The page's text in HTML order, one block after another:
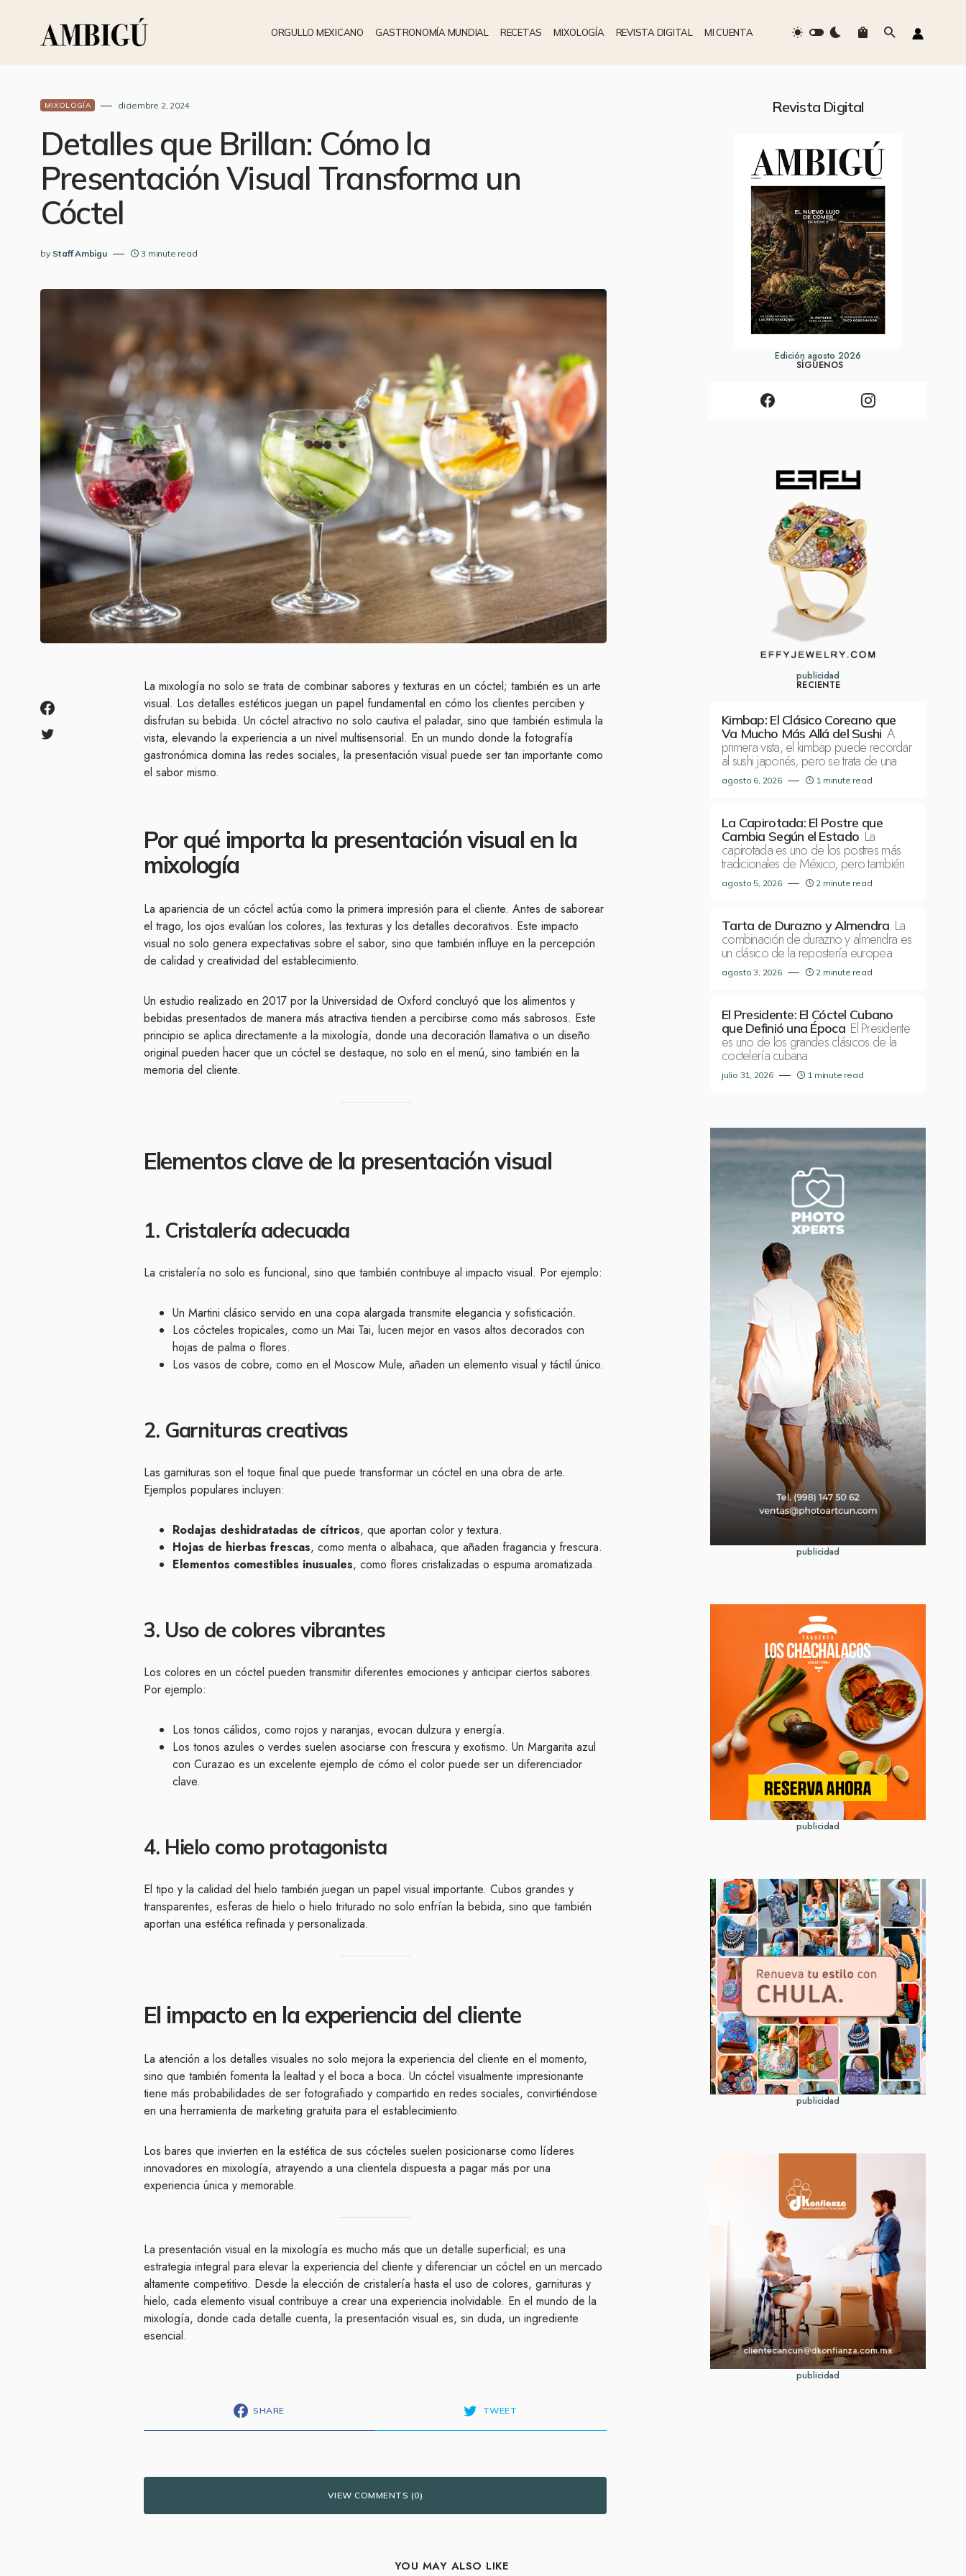
ORGULLO MEXICANO GASTRONOMÍA MUNDIAL RECETAS MIXOLOGÍA REVISTA DIGITAL MI CUENTA
MIXOLOGÍA diciembre 2, 2024
Detalles que Brillan: Cómo la
Presentación Visual Transforma un
Cóctel
by Staff Ambigu 3 minute read
La mixología no solo se trata de combinar sabores y texturas en un cóctel; también es un arte
visual. Los detalles estéticos juegan un papel fundamental en cómo los clientes perciben y
disfrutan su bebida. Un cóctel atractivo no solo cautiva el paladar, sino que también estimula la
vista, elevando la experiencia a un nivel multisensorial. En un mundo donde la fotografía
gastronómica domina las redes sociales, la presentación visual puede ser tan importante como
el sabor mismo.
Por qué importa la presentación visual en la
mixología
La apariencia de un cóctel actúa como la primera impresión para el cliente. Antes de saborear
el trago, los ojos evalúan los colores, las texturas y los detalles decorativos. Este impacto
visual no solo genera expectativas sobre el sabor, sino que también influye en la percepción
de calidad y creatividad del establecimiento.
Un estudio realizado en 2017 por la Universidad de Oxford concluyó que los alimentos y
bebidas presentados de manera más atractiva tienden a percibirse como más sabrosos. Este
principio se aplica directamente a la mixología, donde una decoración llamativa o un diseño
original pueden hacer que un cóctel se destaque, no solo en el menú, sino también en la
memoria del cliente.
Elementos clave de la presentación visual
1. Cristalería adecuada
La cristalería no solo es funcional, sino que también contribuye al impacto visual. Por ejemplo:
Un Martini clásico servido en una copa alargada transmite elegancia y sofisticación.
Los cócteles tropicales, como un Mai Tai, lucen mejor en vasos altos decorados con
hojas de palma o flores.
Los vasos de cobre, como en el Moscow Mule, añaden un elemento visual y táctil único.
2. Garnituras creativas
Las garnituras son el toque final que puede transformar un cóctel en una obra de arte.
Ejemplos populares incluyen:
Rodajas deshidratadas de cítricos, que aportan color y textura.
Hojas de hierbas frescas, como menta o albahaca, que añaden fragancia y frescura.
Elementos comestibles inusuales, como flores cristalizadas o espuma aromatizada.
3. Uso de colores vibrantes
Los colores en un cóctel pueden transmitir diferentes emociones y anticipar ciertos sabores.
Por ejemplo:
Los tonos cálidos, como rojos y naranjas, evocan dulzura y energía.
Los tonos azules o verdes suelen asociarse con frescura y exotismo. Un Margarita azul
con Curazao es un excelente ejemplo de cómo el color puede ser un diferenciador
clave.
4. Hielo como protagonista
El tipo y la calidad del hielo también juegan un papel visual importante. Cubos grandes y
transparentes, esferas de hielo o hielo triturado no solo enfrían la bebida, sino que también
aportan una estética refinada y personalizada.
El impacto en la experiencia del cliente
La atención a los detalles visuales no solo mejora la experiencia del cliente en el momento,
sino que también fomenta la lealtad y el boca a boca. Un cóctel visualmente impresionante
tiene más probabilidades de ser fotografiado y compartido en redes sociales, convirtiéndose
en una herramienta de marketing gratuita para el establecimiento.
Los bares que invierten en la estética de sus cócteles suelen posicionarse como líderes
innovadores en mixología, atrayendo a una clientela dispuesta a pagar más por una
experiencia única y memorable.
La presentación visual en la mixología es mucho más que un detalle superficial; es una
estrategia integral para elevar la experiencia del cliente y diferenciar un cóctel en un mercado
altamente competitivo. Desde la elección de cristalería hasta el uso de colores, garnituras y
hielo, cada elemento visual contribuye a crear una experiencia inolvidable. En el mundo de la
mixología, donde cada detalle cuenta, la presentación visual es, sin duda, un ingrediente
esencial.
SHARE TWEET
VIEW COMMENTS (0)
Revista Digital
Edición agosto 2026
SÍGUENOS
publicidad
RECIENTE
Kimbap: El Clásico Coreano que
Va Mucho Más Allá del Sushi A
primera vista, el kimbap puede recordar
al sushi japonés, pero se trata de una
agosto 6, 2026 1 minute read
La Capirotada: El Postre que
Cambia Según el Estado La
capirotada es uno de los postres más
tradicionales de México, pero también
agosto 5, 2026 2 minute read
Tarta de Durazno y Almendra La
combinación de durazno y almendra es
un clásico de la repostería europea
agosto 3, 2026 2 minute read
El Presidente: El Cóctel Cubano
que Definió una Época El Presidente
es uno de los grandes clásicos de la
coctelería cubana
julio 31, 2026 1 minute read
publicidad
publicidad
publicidad
publicidad
YOU MAY ALSO LIKE